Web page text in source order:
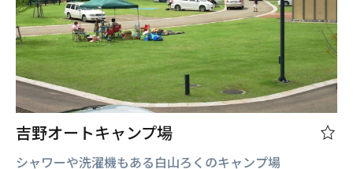
吉野オートキャンプ場
シャワーや洗濯機もある白山ろくのキャンプ場